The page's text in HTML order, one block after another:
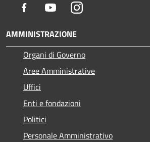
Facebook YoutubeInstagram
AMMINISTRAZIONE
Organi di Governo
Aree Amministrative
Uffici
Enti e fondazioni
Politici
Personale Amministrativo